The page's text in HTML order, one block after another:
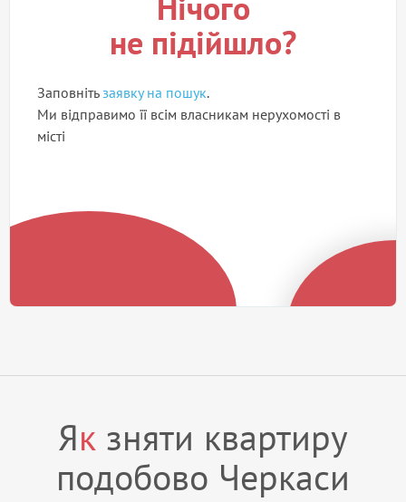
не підійшло?
Заповнітьзаявку на пошук.
Ми відправимо її всім власникам нерухомості в
місті
Як зняти квартиру
подобово Черкаси